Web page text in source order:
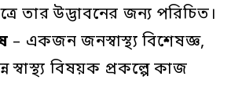
তার উদ্ভাবনের জন্য পরিচিত।
– একজন জনস্বাস্থ্য বিশেষজ্ঞ,
স্বাস্থ্য বিষয়ক প্রকল্পে কাজ